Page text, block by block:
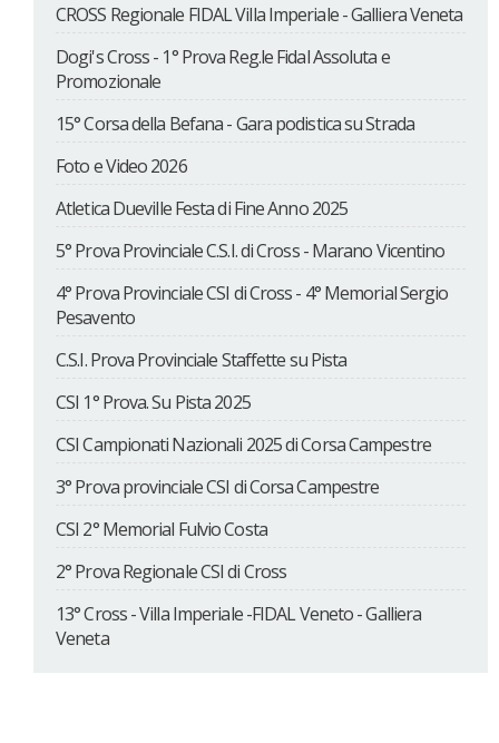
CROSS Regionale FIDAL Villa Imperiale - Galliera Veneta
Dogi's Cross - 1° Prova Reg.le Fidal Assoluta e
Promozionale
15° Corsa della Befana - Gara podistica su Strada
Foto e Video 2026
Atletica Dueville Festa di Fine Anno 2025
5° Prova Provinciale C.S.I. di Cross - Marano Vicentino
4° Prova Provinciale CSI di Cross - 4° Memorial Sergio
Pesavento
C.S.I. Prova Provinciale Staffette su Pista
CSI 1° Prova. Su Pista 2025
CSI Campionati Nazionali 2025 di Corsa Campestre
3° Prova provinciale CSI di Corsa Campestre
CSI 2° Memorial Fulvio Costa
2° Prova Regionale CSI di Cross
13° Cross - Villa Imperiale -FIDAL Veneto - Galliera
Veneta